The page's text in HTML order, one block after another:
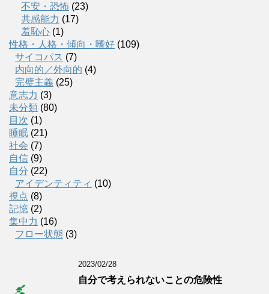
不安・恐怖 (23)
共感能力 (17)
羞恥心 (1)
性格・人格・傾向・嗜好 (109)
サイコパス (7)
内向的／外向的 (4)
完璧主義 (25)
意志力 (3)
未分類 (80)
目次 (1)
睡眠 (21)
社会 (7)
自信 (9)
自分 (22)
アイデンティティ (10)
視点 (8)
記憶 (2)
集中力 (16)
フロー状態 (3)
2023/02/28
自分で考えられないことの危険性